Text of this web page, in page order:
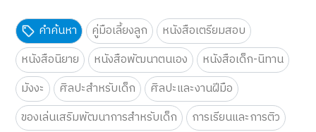
คำค้นหา คู่มือเลี้ยงลูก
หนังสือเตรียมสอบ
หนังสือนิยาย
หนังสือพัฒนาตนเอง
หนังสือเด็ก-นิทาน
มังงะ
ศิลปะสำหรับเด็ก
ศิลปะและงานฝีมือ